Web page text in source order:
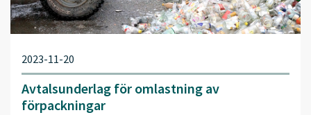
2023-11-20
Avtalsunderlag för omlastning av
förpackningar